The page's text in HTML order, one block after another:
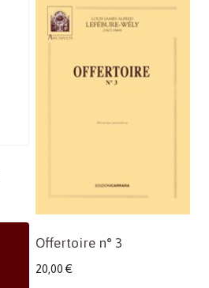
Offertoire n° 3
20,00 €